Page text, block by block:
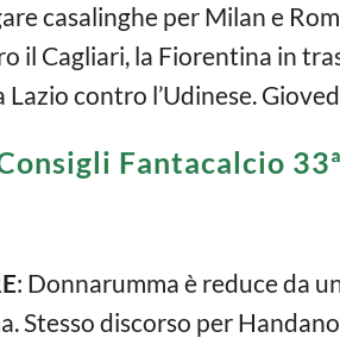
casalinghe per Milan e
il Cagliari, la Fiorentina in
contro l’Udinese.
Fantacalcio
: Donnarumma è reduce da
Stesso discorso per